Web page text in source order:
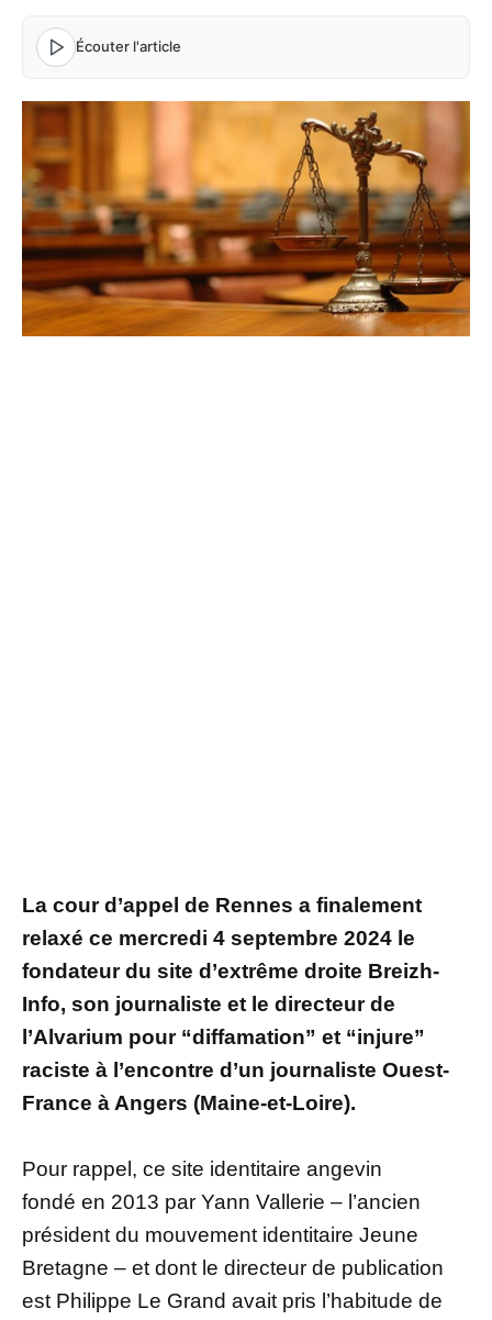
Écouter l'article
La cour d’appel de Rennes a finalement
relaxé ce mercredi 4 septembre 2024 le
fondateur du site d’extrême droite Breizh-
Info, son journaliste et le directeur de
l’Alvarium pour “diffamation” et “injure”
raciste à l’encontre d’un journaliste Ouest-
France à Angers (Maine-et-Loire).
Pour rappel, ce site identitaire angevin
fondé en 2013 par Yann Vallerie – l’ancien
président du mouvement identitaire Jeune
Bretagne – et dont le directeur de publication
est Philippe Le Grand avait pris l’habitude de